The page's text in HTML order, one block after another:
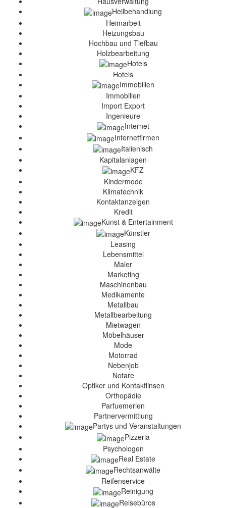
Heilbehandlung
Heimarbeit
Heizungsbau
Hochbau und Tiefbau
Holzbearbeitung
Hotels
Hotels
Immobilien
Immobilien
Import Export
Ingenieure
Internet
Internetfirmen
Italienisch
Kapitalanlagen
KFZ
Kindermode
Klimatechnik
Kontaktanzeigen
Kredit
Kunst & Entertainment
Künstler
Leasing
Lebensmittel
Maler
Marketing
Maschinenbau
Medikamente
Metallbau
Metallbearbeitung
Mietwagen
Möbelhäuser
Mode
Motorrad
Nebenjob
Notare
Optiker und Kontaktlinsen
Orthopädie
Parfuemerien
Partnervermittlung
Partys und Veranstaltungen
Pizzeria
Psychologen
Real Estate
Rechtsanwälte
Reifenservice
Reinigung
Reisebüros